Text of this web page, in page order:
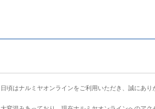
日頃はナルミヤオンラインをご利用いただき、誠にあり